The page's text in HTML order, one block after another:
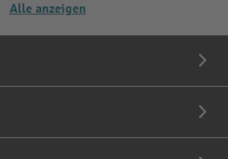
Alle anzeigen